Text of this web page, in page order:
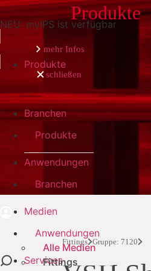
NEU: myIPS ist verfügbar
mehr Infos
schließen
schließen
Produkte
Branchen
Anwendungen
Medien
Alle Medien
Fittings
Services
Produkte
Branchen
Anwendungen
Produkte
Fittings Gruppe: 7120